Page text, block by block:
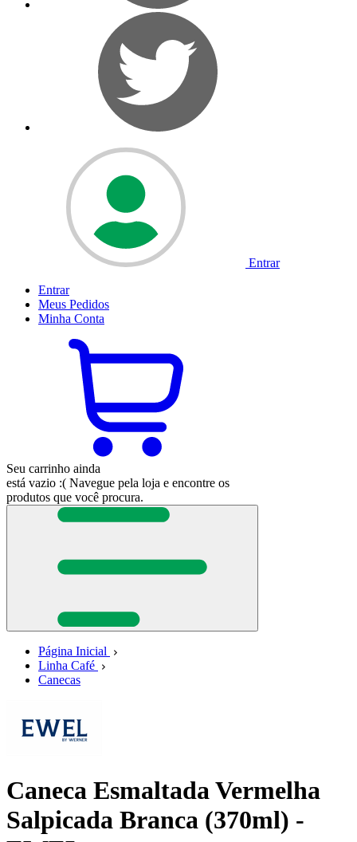
Entrar
Entrar
Meus Pedidos
Minha Conta
Seu carrinho ainda
está vazio :( Navegue pela loja e encontre os
produtos que você procura.
Página Inicial
Linha Café
Canecas
Caneca Esmaltada Vermelha
Salpicada Branca (370ml) -